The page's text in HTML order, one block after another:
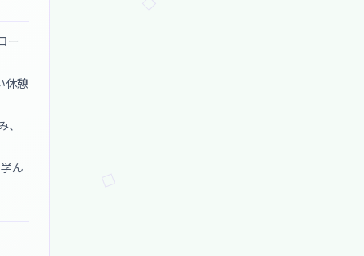
ー
休憩
ん